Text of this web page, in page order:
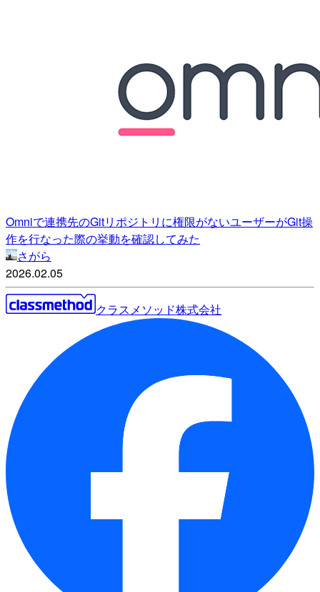
Omniで連携先のGitリポジトリに権限がないユーザーがGit操
作を行なった際の挙動を確認してみた
さがら
2026.02.05
クラスメソッド株式会社